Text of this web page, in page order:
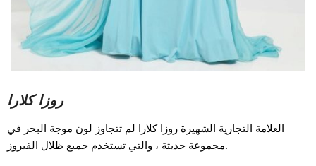
روزا كلارا
العلامة التجارية الشهيرة روزا كلارا لم تتجاوز لون موجة البحر في
مجموعة حديثة ، والتي تستخدم جميع ظلال الفيروز.